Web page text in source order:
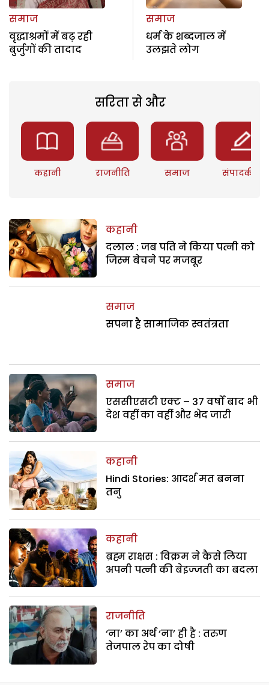
समाज
वृद्धाश्रमों में बढ़ रही
बुर्जुगों की तादाद
समाज
धर्म के शब्दजाल में
उलझते लोग
सरिता से और
कहानी राजनीति समाज संपादकीय
कहानी
दलाल : जब पति ने किया पत्नी को
जिस्म बेचने पर मजबूर
समाज
सपना है सामाजिक स्वतंत्रता
समाज
एससीएसटी एक्ट – 37 वर्षों बाद भी
देश वहीं का वहीं और भेद जारी
कहानी
Hindi Stories: आदर्श मत बनना
तनु
कहानी
ब्रह्म राक्षस : विक्रम ने कैसे लिया
अपनी पत्नी की बेइज्जती का बदला
राजनीति
‘ना’ का अर्थ ‘ना’ ही है : तरुण
तेजपाल रेप का दोषी